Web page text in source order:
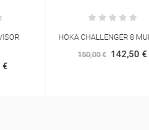
HOKA CHALLENGER 8 MULHER
142,50 €